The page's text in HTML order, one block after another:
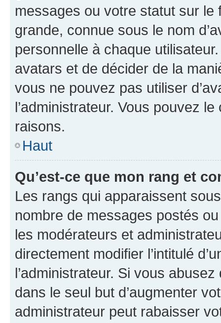
messages ou votre statut sur
grande, connue sous le nom
personnelle à chaque utilisateur.
avatars et de décider de la
vous ne pouvez pas utiliser
l’administrateur. Vous pouvez
raisons.
Haut
Qu’est-ce que mon rang et
Les rangs qui apparaissent
nombre de messages postés
les modérateurs et
directement modifier l’intitulé
l’administrateur. Si vous
dans le seul but d’augmenter
administrateur peut rabaisser